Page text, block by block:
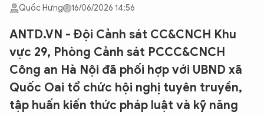
Quốc Hưng 16/06/2026 14:56
ANTD.VN - Đội Cảnh sát CC&CNCH Khu
vực 29, Phòng Cảnh sát PCCC&CNCH
Công an Hà Nội đã phối hợp với UBND xã
Quốc Oai tổ chức hội nghị tuyên truyền,
tập huấn kiến thức pháp luật và kỹ năng